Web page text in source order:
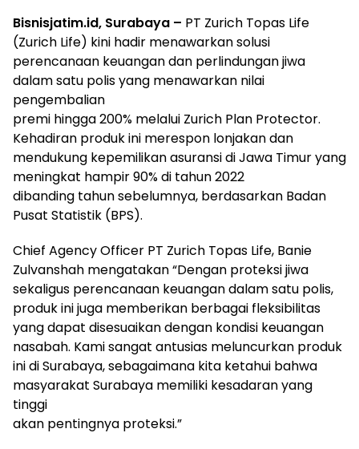
Bisnisjatim.id, Surabaya – PT Zurich Topas Life
(Zurich Life) kini hadir menawarkan solusi
perencanaan keuangan dan perlindungan jiwa
dalam satu polis yang menawarkan nilai
pengembalian
premi hingga 200% melalui Zurich Plan Protector.
Kehadiran produk ini merespon lonjakan dan
mendukung kepemilikan asuransi di Jawa Timur yang
meningkat hampir 90% di tahun 2022
dibanding tahun sebelumnya, berdasarkan Badan
Pusat Statistik (BPS).
Chief Agency Officer PT Zurich Topas Life, Banie
Zulvanshah mengatakan “Dengan proteksi jiwa
sekaligus perencanaan keuangan dalam satu polis,
produk ini juga memberikan berbagai fleksibilitas
yang dapat disesuaikan dengan kondisi keuangan
nasabah. Kami sangat antusias meluncurkan produk
ini di Surabaya, sebagaimana kita ketahui bahwa
masyarakat Surabaya memiliki kesadaran yang
tinggi
akan pentingnya proteksi.”